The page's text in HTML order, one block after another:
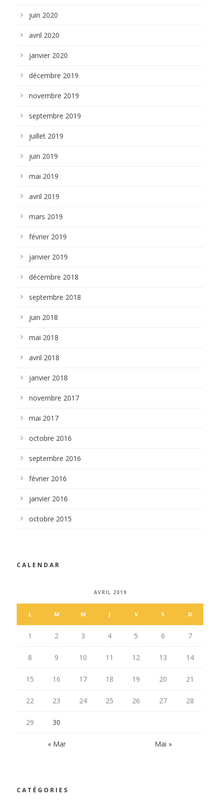
juin 2020
avril 2020
janvier 2020
décembre 2019
novembre 2019
septembre 2019
juillet 2019
juin 2019
mai 2019
avril 2019
mars 2019
février 2019
janvier 2019
décembre 2018
septembre 2018
juin 2018
mai 2018
avril 2018
janvier 2018
novembre 2017
mai 2017
octobre 2016
septembre 2016
février 2016
janvier 2016
octobre 2015
CALENDAR
AVRIL 2019
L M M J V S D
« Mar Mai »
1 2 3 4 5 6 7
8 9 10 11 12 13 14
15 16 17 18 19 20 21
22 23 24 25 26 27 28
29 30
CATÉGORIES